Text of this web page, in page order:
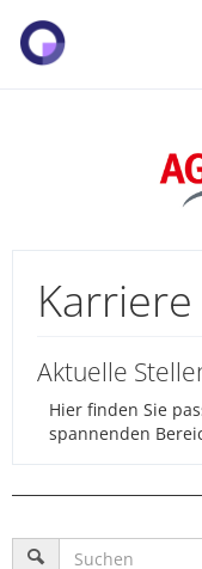
Aktuelle
Hier finden Sie
spannenden